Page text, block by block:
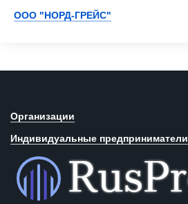
ООО "НОРД-ГРЕЙС"
Организации
Индивидуальные предприниматели